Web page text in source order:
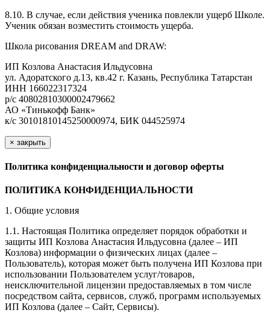
8.10. В случае, если действия ученика повлекли ущерб Школе.
Ученик обязан возместить стоимость ущерба.
Школа рисования DREAM and DRAW:
ИП Козлова Анастасия Ильдусовна
ул. Адоратского д.13, кв.42 г. Казань, Республика Татарстан
ИНН 166022317324
р/с 40802810300002479662
АО «Тинькофф Банк»
к/с 30101810145250000974, БИК 044525974
× закрыть
Политика конфиденциальности и договор оферты
ПОЛИТИКА КОНФИДЕНЦИАЛЬНОСТИ
1. Общие условия
1.1. Настоящая Политика определяет порядок обработки и
защиты ИП Козлова Анастасия Ильдусовна (далее – ИП
Козлова) информации о физических лицах (далее –
Пользователь), которая может быть получена ИП Козлова при
использовании Пользователем услуг/товаров,
неисключительной лицензии предоставляемых в том числе
посредством сайта, сервисов, служб, программ используемых
ИП Козлова (далее – Сайт, Сервисы).